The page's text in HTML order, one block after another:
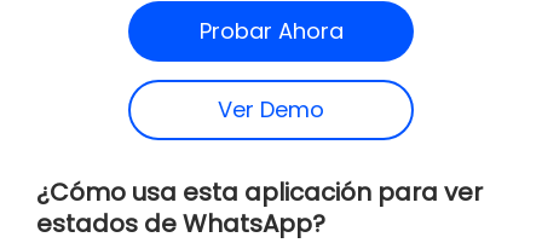
Probar Ahora
Ver Demo
¿Cómo usa esta aplicación para ver
estados de WhatsApp?